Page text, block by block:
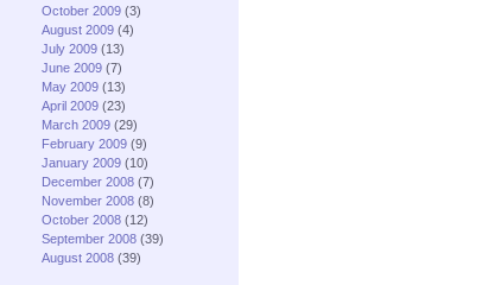
October 2009 (3)
August 2009 (4)
July 2009 (13)
June 2009 (7)
May 2009 (13)
April 2009 (23)
March 2009 (29)
February 2009 (9)
January 2009 (10)
December 2008 (7)
November 2008 (8)
October 2008 (12)
September 2008 (39)
August 2008 (39)